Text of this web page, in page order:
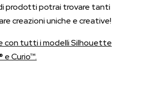
prodotti potrai trovare tanti
creazioni uniche e creative!
con tutti i modelli Silhouette
e Curio™.